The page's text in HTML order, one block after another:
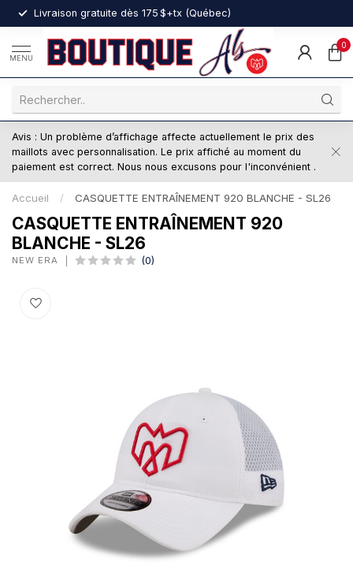
Livraison gratuite dès 175 $+tx (Québec)
MENU
0
Avis : Un problème d’affichage affecte actuellement le prix des
maillots avec personnalisation. Le prix affiché au moment du
paiement est correct. Nous nous excusons pour l'inconvénient .
Accueil / CASQUETTE ENTRAÎNEMENT 920 BLANCHE - SL26
CASQUETTE ENTRAÎNEMENT 920
BLANCHE - SL26
NEW ERA (0)